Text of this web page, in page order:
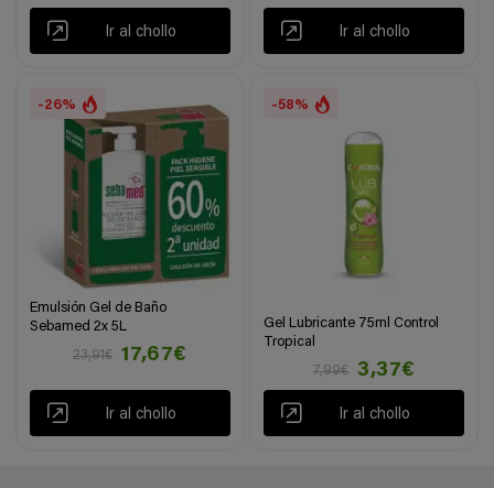
Ir al chollo Ir al chollo
-26%
Emulsión Gel de Baño
Sebamed 2x 5L
23,91€
17,67€
Ir al chollo
-58%
Gel Lubricante 75ml Control
Tropical
7,99€
3,37€
Ir al chollo